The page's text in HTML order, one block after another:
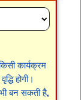
कार्यक्रम
होगी।
बन सकती है,